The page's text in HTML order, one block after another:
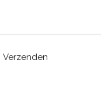
Verzenden